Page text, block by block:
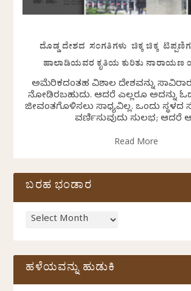
ದೊಡ್ಡ ದೇಶದ ಸಂಗತಿಗಳು ಚಿಕ್ಕ ಚಿಕ್ಕ
ಹಾಲಾಡಿಯವರ ಕೃತಿಯ ಕುರಿತು
ಅಮೆರಿಕದಂತಹ ವಿಶಾಲ ದೇಶವನ್ನು
ನೋಡಿರಬಹುದು. ಆದರೆ ಎಲ್ಲರೂ ಅದನ್ನು
ಜೀವಂತಗೊಳಿಸಲು ಸಾಧ್ಯವಿಲ್ಲ. ಒಂದು
ವರ್ಣಿಸುವುದು ಸುಲಭ; ಆದರೆ
Read More
ಬರಹ ಭಂಡಾರ
ಹಳೆಯವನ್ನು ಹುಡುಕಿ